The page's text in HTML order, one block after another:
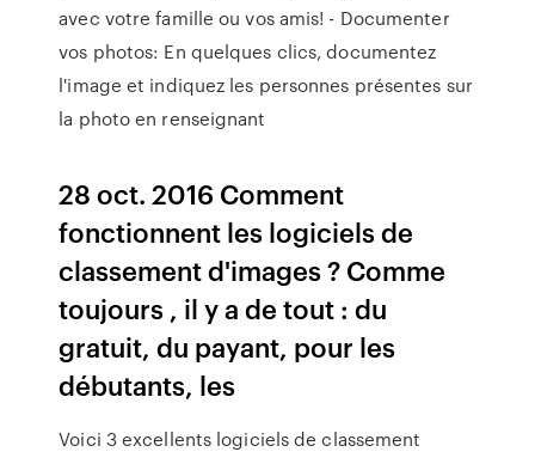
avec votre famille ou vos amis! - Documenter
vos photos: En quelques clics, documentez
l'image et indiquez les personnes présentes sur
la photo en renseignant
28 oct. 2016 Comment
fonctionnent les logiciels de
classement d'images ? Comme
toujours , il y a de tout : du
gratuit, du payant, pour les
débutants, les
Voici 3 excellents logiciels de classement